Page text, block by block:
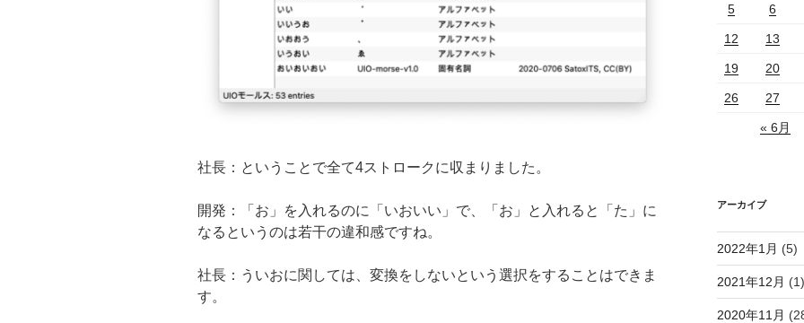
社長：ということで全て4ストロークに収まりました。
開発：「お」を入れるのに「いおいい」で、「お」と入れると「た」に
なるというのは若干の違和感ですね。
社長：ういおに関しては、変換をしないという選択をすることはできま
す。
5 6
12 13
19 20
26 27
« 6月
アーカイブ
2022年1月 (5)
2021年12月 (1)
2020年11月